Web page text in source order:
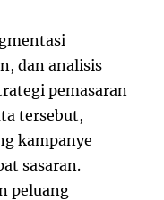
dan analisis
pemasaran
tersebut,
kampanye
sasaran.
peluang